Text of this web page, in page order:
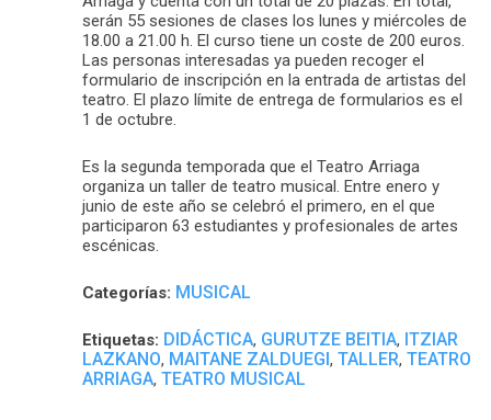
serán 55 sesiones de clases los lunes y miércoles de
18.00 a 21.00 h. El curso tiene un coste de 200 euros.
Las personas interesadas ya pueden recoger el
formulario de inscripción en la entrada de artistas del
teatro. El plazo límite de entrega de formularios es el
1 de octubre.
Es la segunda temporada que el Teatro Arriaga
organiza un taller de teatro musical. Entre enero y
junio de este año se celebró el primero, en el que
participaron 63 estudiantes y profesionales de artes
escénicas.
Categorías: MUSICAL
Etiquetas: DIDÁCTICA, GURUTZE BEITIA, ITZIAR
LAZKANO, MAITANE ZALDUEGI, TALLER, TEATRO
ARRIAGA, TEATRO MUSICAL